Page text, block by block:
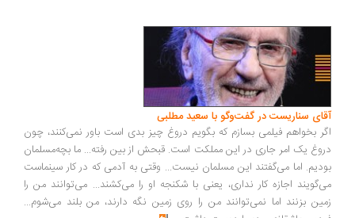
سناریست در گفت‌وگو با سعید مطلبی
بخواهم فیلمی بسازم که بگویم دروغ چیز بدی است باور نمی‌کنند، چون
یک امر جاری در این مملکت است. قبحش از بین رفته... ما بچه‌مسلمان
اما می‌گفتند این مسلمان نیست... وقتی به آدمی که در کار سینماست
اجازه کار نداری، یعنی با شکنجه او را می‌کشند... می‌توانند من را
بزنند اما نمی‌توانند من را روی زمین نگه دارند، من بلند می‌شوم...